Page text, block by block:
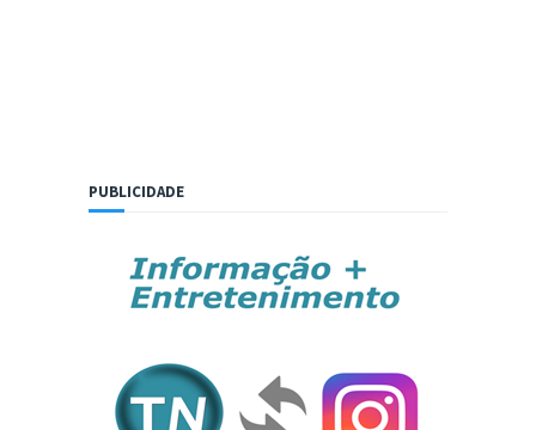
PUBLICIDADE